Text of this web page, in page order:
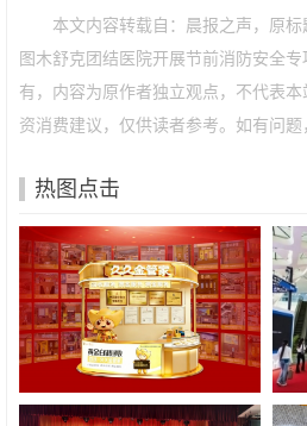
本文内容转载自：晨报之声，原
图木舒克团结医院开展节前消防安全
有，内容为原作者独立观点，不代表
资消费建议，仅供读者参考。如有问题
热图点击